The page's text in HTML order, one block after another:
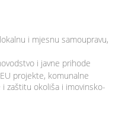
i mjesnu samoupravu,
i javne prihode
projekte, komunalne
zaštitu okoliša i imovinsko-